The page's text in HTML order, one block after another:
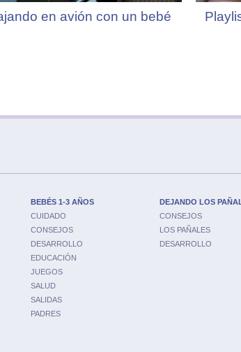
en avión con un bebé
BEBÉS 1-3 AÑOS
CUIDADO
CONSEJOS
DESARROLLO
EDUCACIÓN
JUEGOS
SALUD
SALIDAS
PADRES
DEJANDO LOS
CONSEJOS
LOS PAÑALES
DESARROLLO